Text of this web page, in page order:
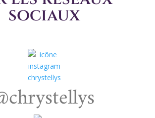
sociaux